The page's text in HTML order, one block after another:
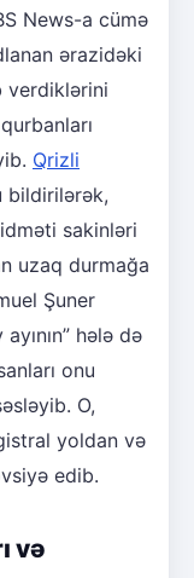
News-a cümə
ərazidəki
verdiklərini
Qrizli
bildirilərək,
sakinləri
uzaq durmağa
Şuner
hələ də
onu
O,
yoldan və
edib.
və